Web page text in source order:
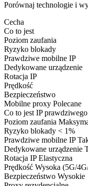
Porównaj technologie i
Cecha
Co to jest
Poziom zaufania
Ryzyko blokady
Prawdziwe mobilne IP
Dedykowane urządzenie
Rotacja IP
Prędkość
Bezpieczeństwo
Mobilne proxy Polecane
Co to jestIP
Poziom zaufania
Ryzyko blokady < 1%
Prawdziwe mobilne IP
Dedykowane urządzenie
Rotacja IPElastyczna
Prędkość Wysoka (5G/
Bezpieczeństwo Wysokie